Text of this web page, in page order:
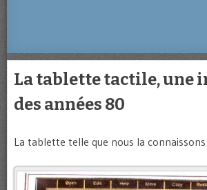
La tablette tactile, une
des années 80
La tablette telle que nous la